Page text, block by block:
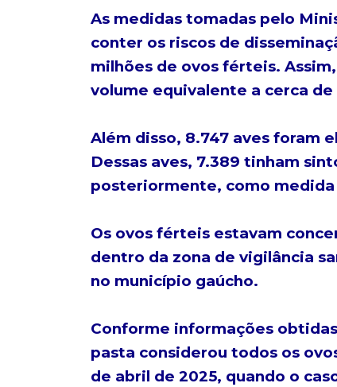
As medidas tomadas pelo
conter os riscos de
milhões de ovos férteis.
volume equivalente a cerca
Além disso, 8.747 aves foram
Dessas aves, 7.389 tinham
posteriormente, como medida
Os ovos férteis estavam
dentro da zona de vigilância
no município gaúcho.
Conforme informações
pasta considerou todos os
de abril de 2025, quando o